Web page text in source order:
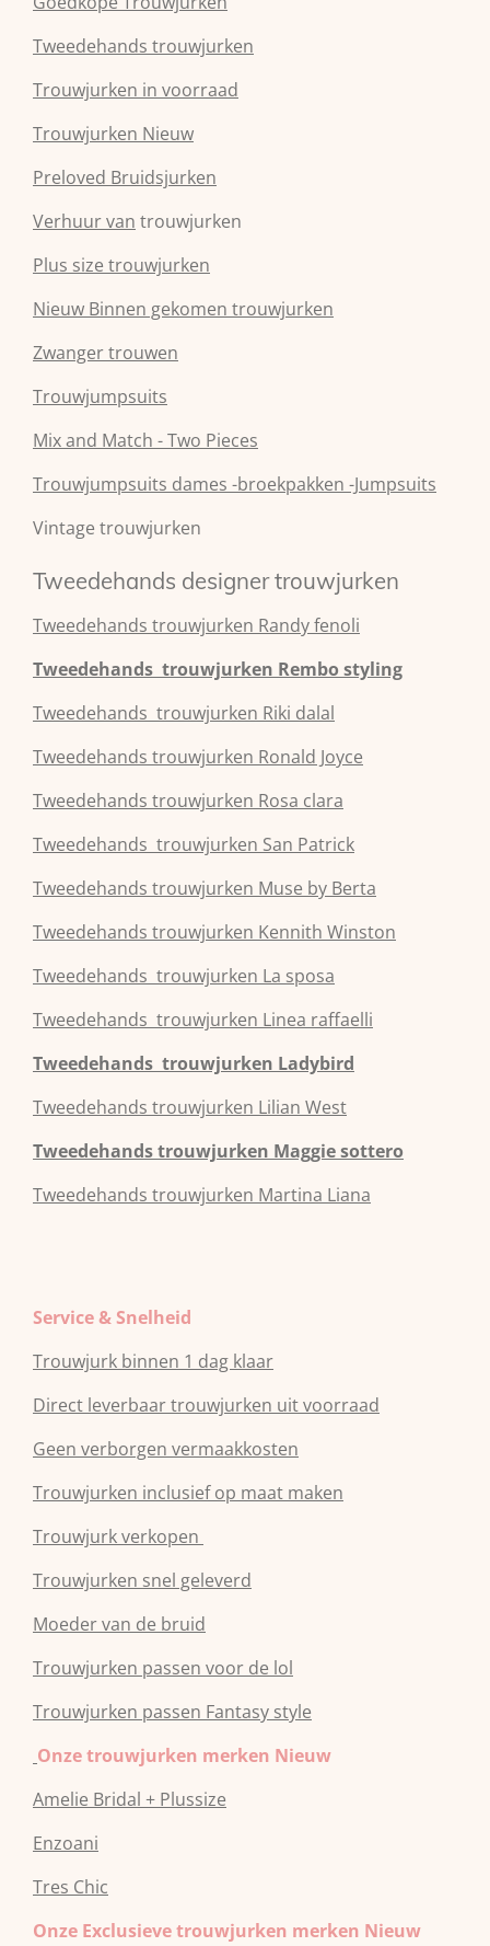
Tweedehands trouwjurken
Trouwjurken in voorraad
Trouwjurken Nieuw
Preloved Bruidsjurken
Verhuur van trouwjurken
Plus size trouwjurken
Nieuw Binnen gekomen trouwjurken
Zwanger trouwen
Trouwjumpsuits
Mix and Match - Two Pieces
Trouwjumpsuits dames -broekpakken -Jumpsuits
Vintage trouwjurken
Tweedehands designer trouwjurken
Tweedehands trouwjurken Randy fenoli
Tweedehands trouwjurken Rembo styling
Tweedehands trouwjurken Riki dalal
Tweedehands trouwjurken Ronald Joyce
Tweedehands trouwjurken Rosa clara
Tweedehands trouwjurken San Patrick
Tweedehands trouwjurken Muse by Berta
Tweedehands trouwjurken Kennith Winston
Tweedehands trouwjurken La sposa
Tweedehands trouwjurken Linea raffaelli
Tweedehands trouwjurken Ladybird
Tweedehands trouwjurken Lilian West
Tweedehandstrouwjurken Maggie sottero
Tweedehands trouwjurken Martina Liana
Service & Snelheid
Trouwjurk binnen 1 dag klaar
Direct leverbaar trouwjurken uit voorraad
Geen verborgen vermaakkosten
Trouwjurken inclusief op maat maken
Trouwjurk verkopen
Trouwjurken snel geleverd
Moeder van de bruid
Trouwjurken passen voor de lol
Trouwjurken passen Fantasy style
Onze trouwjurken merken Nieuw
Amelie Bridal + Plussize
Enzoani
Tres Chic
Onze Exclusieve trouwjurken merken Nieuw